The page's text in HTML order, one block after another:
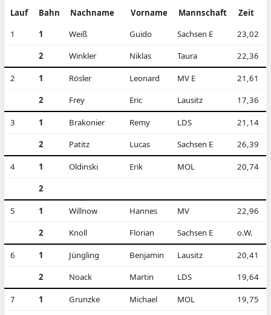
Lauf Bahn Nachname Vorname Mannschaft
Zeit
1
1 Weiß Guido Sachsen E
23,02
2
Winkler Niklas Taura 22,36
2 1 Rösler Leonard MV E
21,61
2
Frey Eric Lausitz 17,36
3 1 Brakonier Remy LDS
21,14
2
Patitz Lucas Sachsen E 26,39
4 1 Oldinski Erik MOL
20,74
2
5 1 Willnow Hannes MV
22,96
2
Knoll Florian Sachsen E o.W.
6 1 Jüngling Benjamin Lausitz
20,41
2
Noack Martin LDS 19,64
7 1 Grunzke Michael MOL
19,75